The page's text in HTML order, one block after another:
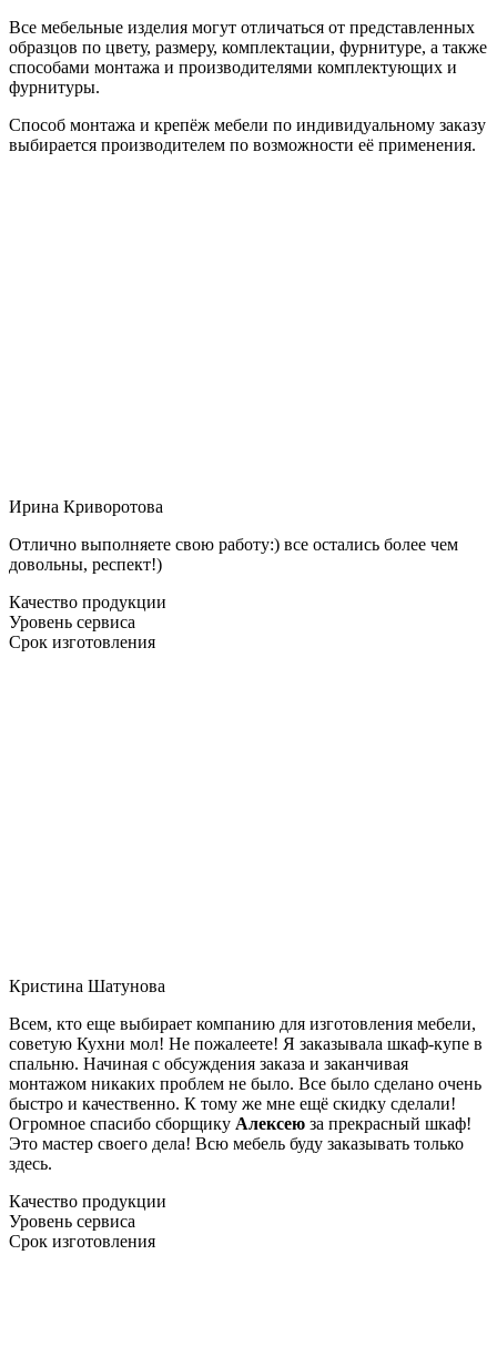
Все мебельные изделия могут отличаться от представленных
образцов по цвету, размеру, комплектации, фурнитуре, а также
способами монтажа и производителями комплектующих и
фурнитуры.
Способ монтажа и крепёж мебели по индивидуальному заказу
выбирается производителем по возможности её применения.
Ирина Криворотова
Отлично выполняете свою работу:) все остались более чем
довольны, респект!)
Качество продукции
Уровень сервиса
Срок изготовления
Кристина Шатунова
Всем, кто еще выбирает компанию для изготовления мебели,
советую Кухни мол! Не пожалеете! Я заказывала шкаф-купе в
спальню. Начиная с обсуждения заказа и заканчивая
монтажом никаких проблем не было. Все было сделано очень
быстро и качественно. К тому же мне ещё скидку сделали!
Огромное спасибо сборщику Алексею за прекрасный шкаф!
Это мастер своего дела! Всю мебель буду заказывать только
здесь.
Качество продукции
Уровень сервиса
Срок изготовления